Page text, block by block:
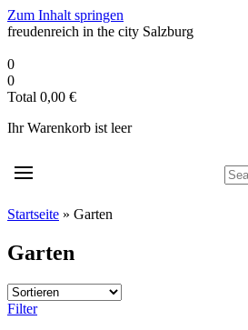
Zum Inhalt springen
freudenreich in the city Salzburg
0
0
Total 0,00 €
Ihr Warenkorb ist leer
Startseite » Garten
Garten
Filter